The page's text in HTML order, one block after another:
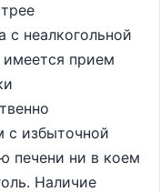
с неалкогольной
прием
с избыточной
печени ни в коем
Наличие